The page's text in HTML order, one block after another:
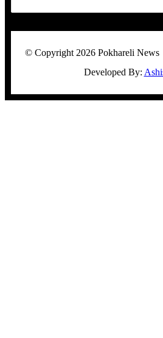
© Copyright 2026 Pokhareli
Developed By: